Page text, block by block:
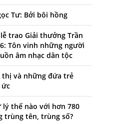
Tư: Bởi bôi hồng
trao Giải thưởng Trần
Tôn vinh những người
âm nhạc dân tộc
thị và những đứa trẻ
ức
lý thế nào với hơn 780
trùng tên, trùng số?